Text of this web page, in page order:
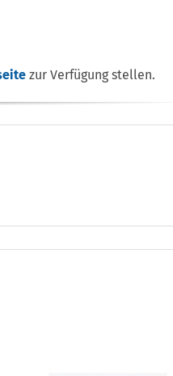
zur Verfügung stellen.